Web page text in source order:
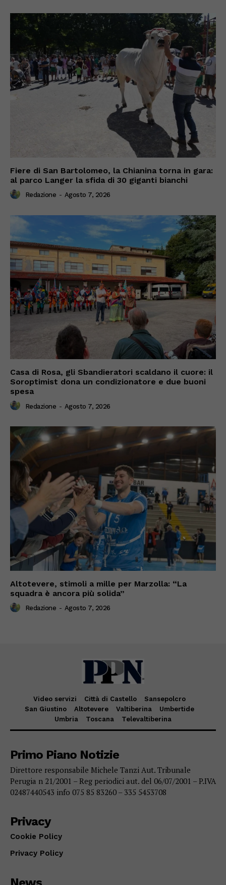
Fiere di San Bartolomeo, la Chianina torna in gara:
al parco Langer la sfida di 30 giganti bianchi
Redazione - Agosto 7, 2026
Casa di Rosa, gli Sbandieratori scaldano il cuore: il
Soroptimist dona un condizionatore e due buoni
spesa
Redazione - Agosto 7, 2026
Altotevere, stimoli a mille per Marzolla: “La
squadra è ancora più solida”
Redazione - Agosto 7, 2026
Video servizi Città di Castello
Sansepolcro
San Giustino
Altotevere Valtiberina
Umbertide
Umbria
Toscana Televaltiberina
Primo Piano Notizie
Direttore responsabile Michele Tanzi Aut. Tribunale
Perugia n 21/2001 – Reg periodici aut. del 06/07/2001 – P.IVA
02487440543 info 075 85 83260 – 335 5453708
Privacy
Cookie Policy
Privacy Policy